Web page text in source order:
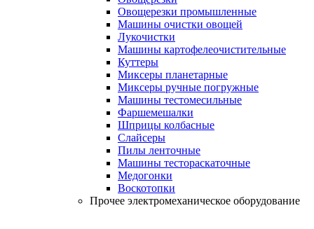
Овощерезки промышленные
Машины очистки овощей
Лукочистки
Машины картофелеочистительные
Куттеры
Миксеры планетарные
Миксеры ручные погружные
Машины тестомесильные
Фаршемешалки
Шприцы колбасные
Слайсеры
Пилы ленточные
Машины тестораскаточные
Медогонки
Воскотопки
Прочее электромеханическое оборудование